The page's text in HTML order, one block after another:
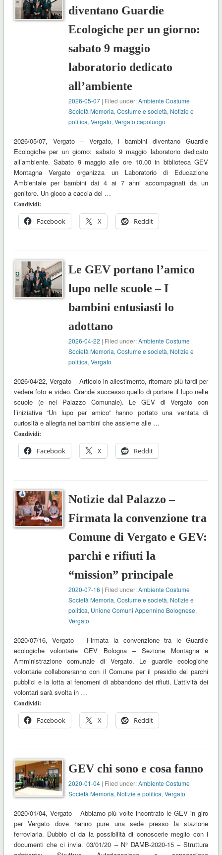
diventano Guardie
Ecologiche per un giorno:
sabato 9 maggio
laboratorio dedicato
all’ambiente
2026-05-07 | Filed under:Ambiente Costume
Società Memoria,Costume e società, Notizie e
politica,Vergato,Vergato capoluogo
2026/05/07, Vergato – Vergato, i bambini diventano Guardie
Ecologiche per un giorno: sabato 9 maggio laboratorio dedicato
all’ambiente. Sabato 9 maggio alle ore 10,00 in biblioteca GEV
Montagna Vergato organizza un Laboratorio di Educazione
Ambientale per bambini dai 4 ai 7 anni accompagnati da un
genitore. Un gioco a caccia del …
Condividi:
Facebook X Reddit
Le GEV portano l’amico
lupo nelle scuole – I
bambini entusiasti lo
adottano
2026-04-22 | Filed under:Ambiente Costume
Società Memoria,Costume e società, Notizie e
politica,Vergato
2026/04/22, Vergato – Articolo in allestimento, ritornare più tardi per
vedere foto e video. Grande successo quello di portare il lupo nelle
scuole (e nel Palazzo Comunale). Le GEV di Vergato con
l’iniziativa “Un lupo per amico” hanno portato una ventata di
curiosità e allegria nei bambini che assieme alle …
Condividi:
Facebook X Reddit
Notizie dal Palazzo –
Firmata la convenzione tra
Comune di Vergato e GEV:
parchi e rifiuti la
“mission” principale
2020-07-16 | Filed under:Ambiente Costume
Società Memoria,Costume e società, Notizie e
politica, Unione Comuni Appennino Bolognese,
Vergato
2020/07/16, Vergato – Firmata la convenzione tra le Guardie
ecologiche volontarie GEV Bologna – Sezione Montagna e
Amministrazione comunale di Vergato. Le guardie ecologiche
volontarie collaboreranno con il Comune per il presidio dei parchi
pubblici e la lotta ai fenomeni di abbandono dei rifiuti. L’attività dei
volontari sarà svolta in …
Condividi:
Facebook X Reddit
GEV chi sono e cosa fanno
2020-01-04 | Filed under:Ambiente Costume
Società Memoria, Notizie e politica,Vergato
2020/01/04, Vergato – Abbiamo più volte incontrato le GEV in giro
per Vergato dove hanno pure una sede presso la stazione
ferroviaria. Dubbio ci da la possibilità di conoscerle meglio con i
documenti che ci invia. 03/01/20 – N° DAMB-2020-15 – Struttura